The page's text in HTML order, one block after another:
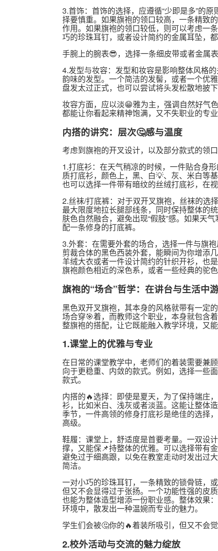
3.首饰：首饰的选择，应遵循“少即是多”的
择要慎重。如果旗袍的领口较高，一条精致
作用。如果旗袍的领口较低，则可以考虑一
巧的珍珠耳钉，或者设计简约的金属耳坠，
手腕上的腕表😎，选择一条细皮带或者金属
4.发型与妆容：发型和妆容是影响整体风格
韵味的发型。一个简洁的发髻，或者一个优
盘发太过正式，也可以尝试将头发松散地披
妆容方面，应以淡😁雅为主，强调自然好气
都能让你看起来精神饱满，又不失职业的专
内搭的讲究：层次🤔感与温度
考虑到旗袍的开叉设计，以及部分款式的领
1.打底衫：在天气稍凉的时候，一件贴合身
质打底衫，颜色上，黑、白💡、灰、米白等
也可以选择一件带有暗纹的丝绒打底衫，在
2.丝袜/打底裤：对于双开叉旗袍，丝袜的选
最大限度地拉长腿部线条，同时保持整体的
肤色自然融合，避免出现“假肢”感。如果天
配一条修身的打底裤。
3.外套：在需要外套的场合，选择一件与旗
剪裁合体的黑色西装外套，能瞬间为你增添
羊绒大衣或者一件设计简约的针织开衫，也
旗袍颜色相近的深色系，或者一些经典的驼
旗袍的“场合”哲学：在讲台与生活中
黑色双开叉旗袍，其本身的风格就带有一定
场合穿🎯着，而教师这个职业，本身就包含
整旗袍的搭配，让它既能融入教学环境，又
1.课堂上的优雅与专业
在日常的课堂教学中，老师们的着装需要兼
向于更稳重、内敛的款式。例如，选择一些
款式。
内搭的🔥选择：即使是夏天，为了保持端庄
衫，比如米白、浅灰或者淡蓝。这能让整体
季节，一件高领的修身打底衫是绝佳的选择
高级。
鞋履：课堂上，舒适度是首要考量。一双设
撑，又能保📌持整体的优雅。可以选择带有
避免过于细高跟，以免在教室走动时发出过
简洁。
一对小巧的珍珠耳钉，一条精致的锁骨链，
但又不会显得过于张扬。一个功能性强的皮
也能为整体造型增添一份职业感。整体效果
环境中，散发出一种温婉而专业的魅力。
学生们会被🤔你的🔥着装所吸引，但又不会
2.校外活动与交流的魅力绽放